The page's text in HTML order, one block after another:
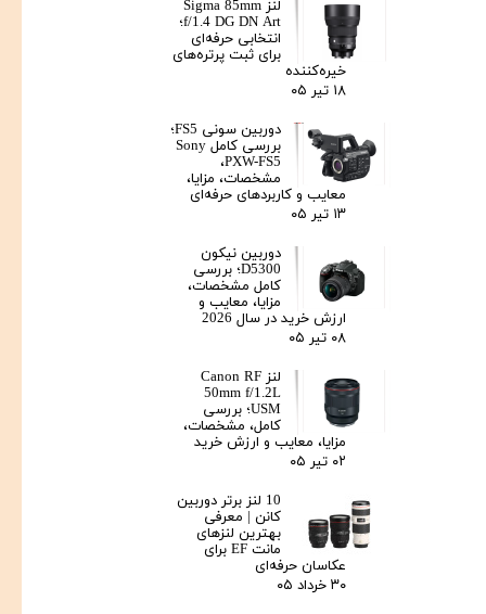
لنز Sigma 85mm
f/1.4 DG DN Art؛
انتخابی حرفه‌ای
برای ثبت پرتره‌های
خیره‌کننده
۱۸ تیر ۰۵
دوربین سونی FS5؛
بررسی کامل Sony
PXW-FS5،
مشخصات، مزایا،
معایب و کاربردهای حرفه‌ای
۱۳ تیر ۰۵
دوربین نیکون
D5300؛ بررسی
کامل مشخصات،
مزایا، معایب و
ارزش خرید در سال 2026
۰۸ تیر ۰۵
لنز Canon RF
50mm f/1.2L
USM؛ بررسی
کامل، مشخصات،
مزایا، معایب و ارزش خرید
۰۲ تیر ۰۵
10 لنز برتر دوربین
کانن | معرفی
بهترین لنزهای
مانت EF برای
عکاسان حرفه‌ای
۳۰ خرداد ۰۵